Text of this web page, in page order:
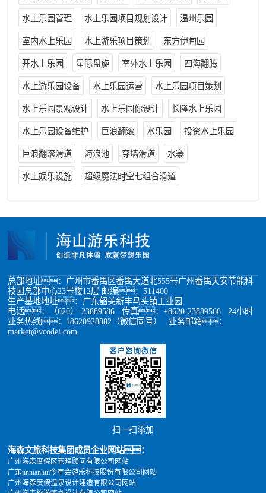
水上乐园管理 水上乐园项目规划设计 温州乐园
室内水上乐园 水上游乐项目策划 东方伊甸园
开水上乐园 星际盘旋 室外水上乐园 四海翻腾
水上游乐园设备 水上乐园运营 水上乐园项目策划
水上乐园景观设计 水上乐园你设计 长隆水上乐园
水上乐园设备维护 巨浪翻滚 水乐园 投资水上乐园
巨浪翻滚滑道 海浪池 穿墙滑道 水寨
水上娱乐设施 超级魔法时空七组合滑道
总部地址：广州市番禺区番禺大道北555号广州番禺天安节能科
技园总部中心23号楼12层 邮编：511400
生产基地地址：广东韶关新丰马头镇工业园
电话：（020）-23889586 传真：+8620-23889566 24小时
业务热线：18620928882（微信同号） 业务邮箱：
market@vcodei.com
扫一扫添加
海森文旅科技集团成员企业网站：
广州海森度假区管理顾问有限公司网站
广东jinnianhui今年会游乐科技股份有限公司网站
广州海森度假温泉设计建造有限公司网站